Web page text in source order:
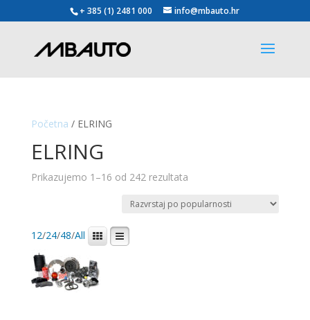
+ 385 (1) 2481 000 info@mbauto.hr
Početna / ELRING
ELRING
Prikazujemo 1–16 od 242 rezultataPoredano
popularnosti
12/24/48/All